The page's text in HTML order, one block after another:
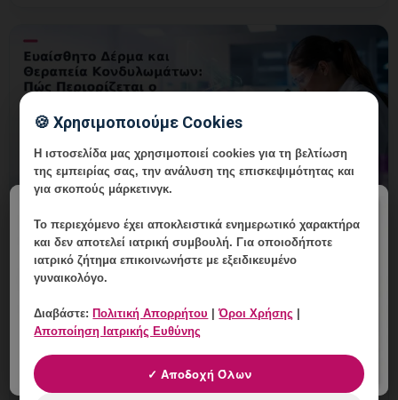
Ευαίσθητο Δέρμα και Θεραπεία
Κονδυλωμάτων: Πώς Περιορίζεται ο
Ερεθισμός;
8 Αυγούστου, 2026
Ευαίσθητο Δέρμα και Θεραπεία Κονδυλωμάτων: Πώς
Περιορίζεται ο Ερεθισμός; Εξειδικευμένη ενημέρωση,
🍪 Χρησιμοποιούμε Cookies
Η ιστοσελίδα μας χρησιμοποιεί cookies για τη βελτίωση
της εμπειρίας σας, την ανάλυση της επισκεψιμότητας και
για σκοπούς μάρκετινγκ.
Το περιεχόμενο έχειαποκλειστικά ενημερωτικό χαρακτήρα
και δεν αποτελεί ιατρική συμβουλή. Για οποιοδήποτε
ιατρικό ζήτημα επικοινωνήστε με εξειδικευμένο
γυναικολόγο.
Διαβάστε: Πολιτική Απορρήτου |Όροι Χρήσης
Αποποίηση Ιατρικής Ευθύνης
✓ Αποδοχή Όλων